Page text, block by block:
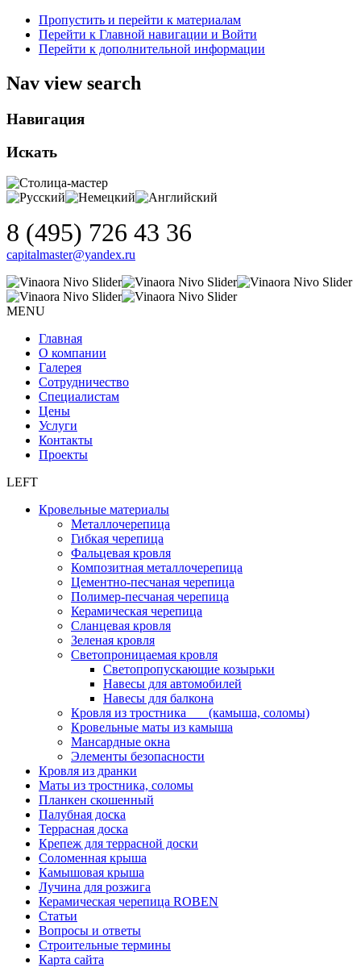
Пропустить и перейти к материалам
Перейти к Главной навигации и Войти
Перейти к дополнительной информации
Nav view search
Навигация
Искать
8 (495) 726 43 36
capitalmaster@yandex.ru
MENU
Главная
О компании
Галерея
Сотрудничество
Специалистам
Цены
Услуги
Контакты
Проекты
LEFT
Кровельные материалы
Металлочерепица
Гибкая черепица
Фальцевая кровля
Композитная металлочерепица
Цементно-песчаная черепица
Полимер-песчаная черепица
Керамическая черепица
Сланцевая кровля
Зеленая кровля
Светопроницаемая кровля
Светопропускающие козырьки
Навесы для автомобилей
Навесы для балкона
Кровля из тростника (камыша, соломы)
Кровельные маты из камыша
Мансардные окна
Элементы безопасности
Кровля из дранки
Маты из тростника, соломы
Планкен скошенный
Палубная доска
Террасная доска
Крепеж для террасной доски
Соломенная крыша
Камышовая крыша
Лучина для розжига
Керамическая черепица ROBEN
Статьи
Вопросы и ответы
Строительные термины
Карта сайта